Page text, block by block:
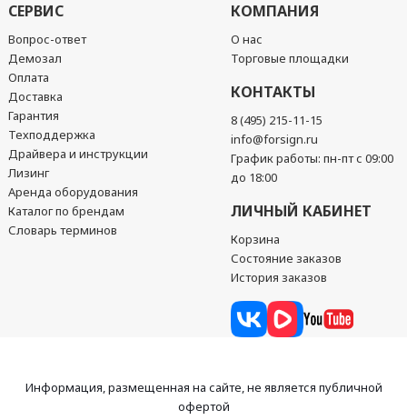
СЕРВИС
Вопрос-ответ
Демозал
Оплата
Доставка
Гарантия
Техподдержка
Драйвера и инструкции
Лизинг
Аренда оборудования
Каталог по брендам
Словарь терминов
КОМПАНИЯ
О нас
Торговые площадки
КОНТАКТЫ
8 (495) 215-11-15
info@forsign.ru
График работы: пн-пт с 09:00
до 18:00
ЛИЧНЫЙ КАБИНЕТ
Корзина
Состояние заказов
История заказов
Информация, размещенная на сайте, не является публичной
офертой